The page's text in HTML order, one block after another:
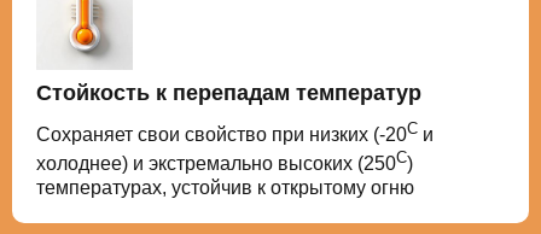
Стойкость к перепадам температур
Сохраняет свои свойство при низких (-20С и
холоднее) и экстремально высоких (250С)
температурах, устойчив к открытому огню